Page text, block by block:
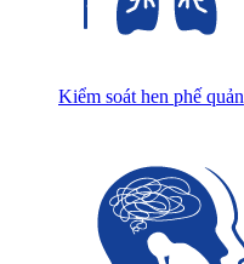
Kiểm soát hen phế quản